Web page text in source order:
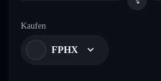
Kaufen
FPHX